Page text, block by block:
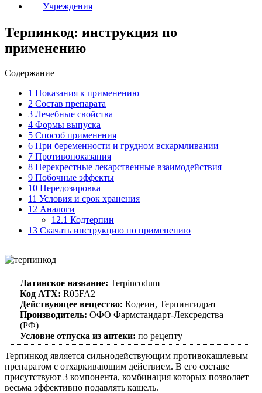
Учреждения
Терпинкод: инструкция по
применению
Содержание
1 Показания к применению
2 Состав препарата
3 Лечебные свойства
4 Формы выпуска
5 Способ применения
6 При беременности и грудном вскармливании
7 Противопоказания
8 Перекрестные лекарственные взаимодействия
9 Побочные эффекты
10 Передозировка
11 Условия и срок хранения
12 Аналоги
12.1 Кодтерпин
13 Скачать инструкцию по применению
Латинское название: Terpincodum
Код АТХ: R05FA2
Действующее вещество: Кодеин, Терпингидрат
Производитель: ОФО Фармстандарт-Лексредства
(РФ)
Условие отпуска из аптеки: по рецепту
Терпинкод является сильнодействующим противокашлевым
препаратом с отхаркивающим действием. В его составе
присутствуют 3 компонента, комбинация которых позволяет
весьма эффективно подавлять кашель.